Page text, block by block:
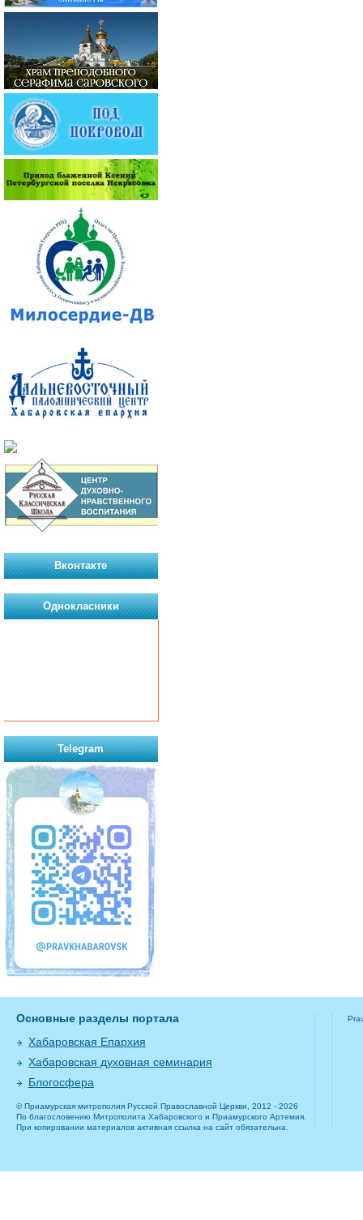
Вконтакте
Однокласники
Telegram
Основные разделы портала
Хабаровская Епархия
Хабаровская духовная семинария
Блогосфера
© Приамурская митрополия Русской Православной Церкви, 2012 - 2026
По благословению Митрополита Хабаровского и Приамурского Артемия.
При копировании материалов активная ссылка на сайт обязательна.